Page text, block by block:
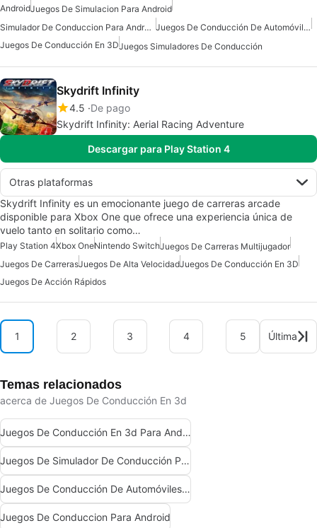
AndroidJuegos De Simulacion Para Android
Simulador De Conduccion Para Android
Juegos De Conducción De Automóviles Para Android
Juegos De Conducción En 3DJuegos Simuladores De Conducción
Skydrift Infinity
4.5 De pago
Skydrift Infinity: Aerial Racing Adventure
Descargar para Play Station 4
Otras plataformas
Skydrift Infinity es un emocionante juego de carreras arcade
disponible para Xbox One que ofrece una experiencia única de
vuelo tanto en solitario como…
Play Station 4Xbox OneNintendo SwitchJuegos De Carreras Multijugador
Juegos De CarrerasJuegos De Alta VelocidadJuegos De Conducción En 3D
Juegos De Acción Rápidos
1 2 3 4 5 Última
Temas relacionados
acerca de Juegos De Conducción En 3d
Juegos De Conducción En 3d Para Android
Juegos De Simulador De Conducción Para Android
Juegos De Conducción De Automóviles Para Android
Juegos De Conduccion Para Android